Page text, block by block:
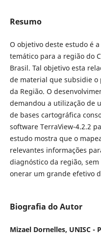
Resumo
O objetivo deste estudo é
temático para a região do
Brasil. Tal objetivo esta
de material que subsidie
da Região. O
demandou a utilização de
de bases cartográfica
software TerraView-4.2.2
estudo mostra que o
relevantes informações
diagnóstico da região,
onerar um grande efetivo
Biografia do Autor
Mizael Dornelles, UNISC -